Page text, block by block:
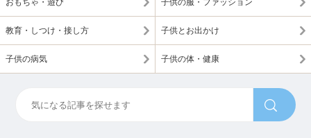
おもちゃ・遊び 子供の服・ファッション
教育・しつけ・接し方 子供とお出かけ
子供の病気 子供の体・健康